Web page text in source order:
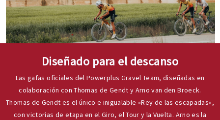
Diseñado para el descanso
Las gafas oficiales del Powerplus Gravel Team, diseñadas en
colaboración con Thomas de Gendt y Arno van den Broeck.
Thomas de Gendt es el único e inigualable «Rey de las escapadas»,
con victorias de etapa en el Giro, el Tour y la Vuelta. Arno es la